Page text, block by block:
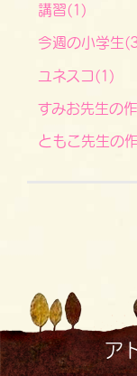
講習(1)
今週の小学生
ユネスコ(1)
すみお先生の
ともこ先生の
ア